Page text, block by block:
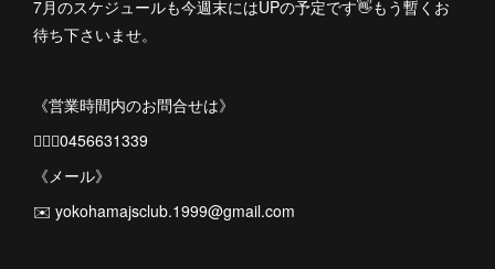
7月のスケジュールも今週末にはUPの予定です👋もう暫くお
待ち下さいませ。
《営業時間内のお問合せは》
💁🏻‍♀️0456631339
《メール》
✉️ yokohamajsclub.1999@gmail.com